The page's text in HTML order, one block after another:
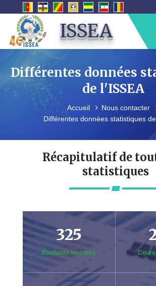
ISSEA
Différentes données
de l'ISSEA
Accueil
Nous contacter
Différentes données statistiques
Récapitulatif de
statistiques
325
Étudiants en cours